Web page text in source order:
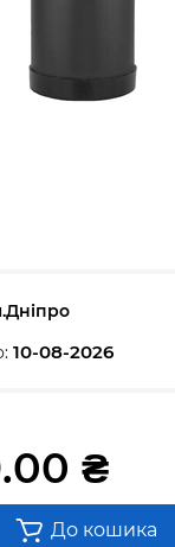
10-08-2026
₴
До кошика